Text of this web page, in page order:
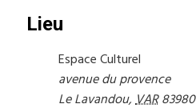
Lieu
Espace Culturel
avenue du provence
Le Lavandou,VAR83980